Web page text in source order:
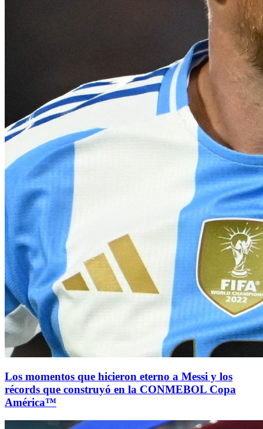
Los momentos que hicieron eterno a Messi y los
récords que construyó en la CONMEBOL Copa
América™